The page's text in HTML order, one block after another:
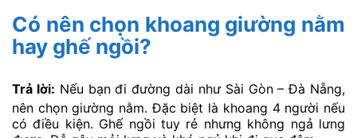
Có nên chọn khoang giường nằm
hay ghế ngồi?
Trả lời: Nếu bạn đi đường dài như Sài Gòn – Đà Nẵng,
nên chọn giường nằm. Đặc biệt là khoang 4 người nếu
có điều kiện. Ghế ngồi tuy rẻ nhưng không ngả lưng